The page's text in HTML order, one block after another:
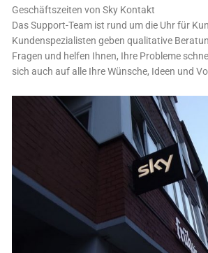
Geschäftszeiten von Sky Kontakt
Das Support-Team ist rund um die Uhr für
Kundenspezialisten geben qualitative
Fragen und helfen Ihnen, Ihre Probleme
sich auch auf alle Ihre Wünsche, Ideen und